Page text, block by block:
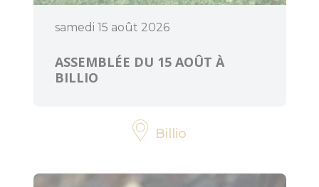
samedi 15 août 2026
ASSEMBLÉE DU 15 AOÛT À
BILLIO
Billio